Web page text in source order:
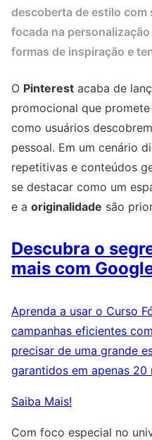
descoberta de estilo com
focada na
formas de inspiração e
O Pinterest acaba de
promocional que
como usuários
pessoal. Em um cenário
repetitivas e conteúdos
se destacar como um
e a originalidade são
Descubra o
mais com
Aprenda a usar o Curso
campanhas eficientes
precisar de uma grande
garantidos em apenas 20
Saiba Mais!
Com foco especial no